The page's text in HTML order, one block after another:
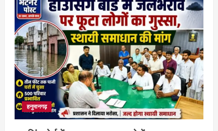
हनुमानगढ़